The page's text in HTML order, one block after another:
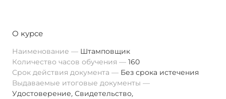
О курсе
Наименование
Штамповщик
Количество часов обучения
160
Срок действия документа
Без срока истечения
Выдаваемые итоговые документы
Удостоверение, Свидетельство,